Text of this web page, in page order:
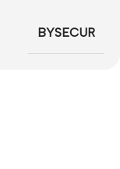
BYSECUR